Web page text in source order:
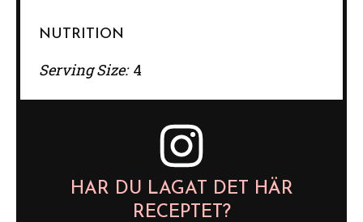
NUTRITION
Serving Size: 4
HAR DU LAGAT DET HÄR
RECEPTET?